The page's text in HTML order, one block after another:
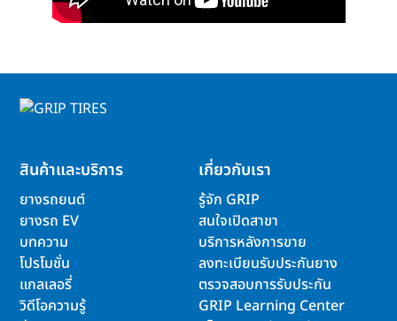
สินค้าและบริการ
ยางรถยนต์
ยางรถ EV
บทความ
โปรโมชั่น
แกลเลอรี่
วิดีโอความรู้
เกี่ยวกับเรา
รู้จัก GRIP
สนใจเปิดสาขา
บริการหลังการขาย
ลงทะเบียนรับประกันยาง
ตรวจสอบการรับประกัน
GRIP Learning Center